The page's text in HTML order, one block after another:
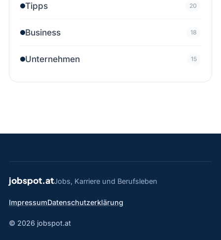
Tipps 20
Business 18
Unternehmen 15
jobspot.atJobs, Karriere und Berufsleben
ImpressumDatenschutzerklärung
© 2026 jobspot.at